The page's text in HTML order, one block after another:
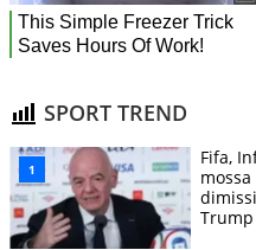
SPORT TREND
Fifa,
Trump